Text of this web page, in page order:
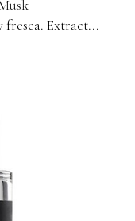
Extract...